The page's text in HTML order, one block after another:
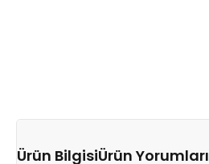
Ürün BilgisiÜrün Yorumları